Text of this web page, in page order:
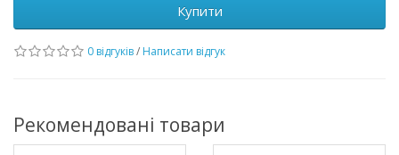
Купити
0 відгуків/ Написати відгук
Рекомендовані товари